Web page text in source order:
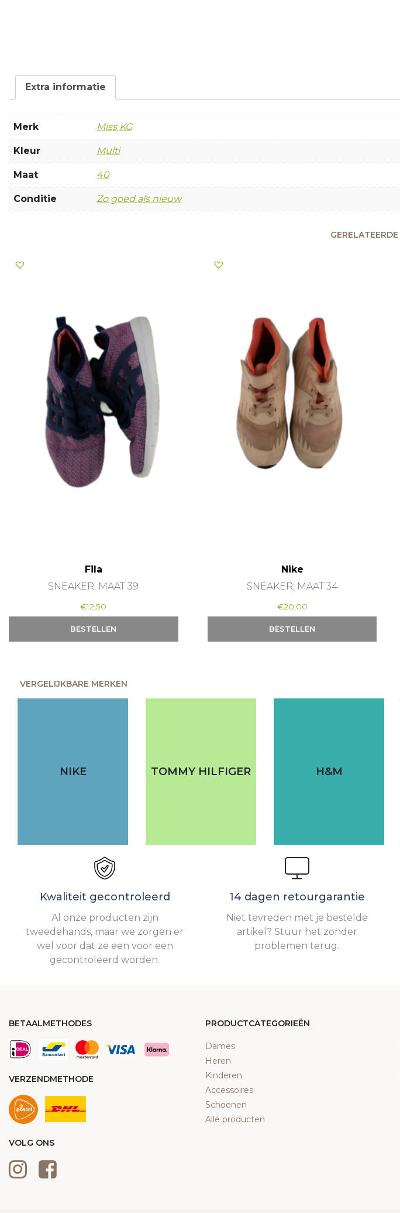
Extra informatie
Merk Miss KG
Kleur Multi
Maat 40
Conditie Zo goed als nieuw
Fila
SNEAKER, MAAT 39
€12,50
BESTELLEN
Nike
SNEAKER, MAAT 34
€20,00
BESTELLEN
VERGELIJKBARE MERKEN
NIKE TOMMY HILFIGER H&M
Kwaliteit gecontroleerd
Al onze producten zijn
tweedehands, maar we zorgen er
wel voor dat ze een voor een
gecontroleerd worden.
14 dagen retourgarantie
Niet tevreden met je bestelde
artikel? Stuur het zonder
problemen terug.
BETAALMETHODES
VERZENDMETHODE
VOLG ONS
PRODUCTCATEGORIEËN
Dames
Heren
Kinderen
Accessoires
Schoenen
Alle producten